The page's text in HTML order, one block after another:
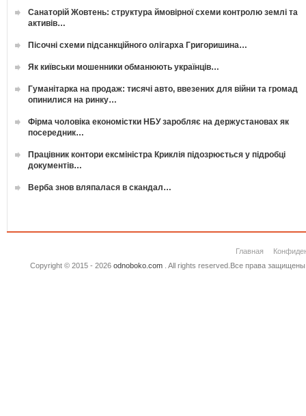
Санаторій Жовтень: структура ймовірної схеми контролю землі та
активів…
Пісочні схеми підсанкційного олігарха Григоришина…
Як київськи мошенники обманюють українців…
Гуманітарка на продаж: тисячі авто, ввезених для війни та громад
опинилися на ринку…
Фірма чоловіка економістки НБУ заробляє на держустановах як
посередник…
Працівник контори ексміністра Криклія підозрюється у підробці
документів…
Верба знов вляпалася в скандал…
Главная
Copyright © 2015 - 2026 odnoboko.com. All rights reserved.Все права защищены.